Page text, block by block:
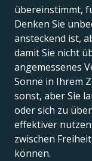
übereinstimmt,
Denken Sie
ansteckend ist,
damit Sie nicht
angemessenes
Sonne in Ihrem
sonst, aber Sie
oder sich zu
effektiver nutzen
zwischen
können.